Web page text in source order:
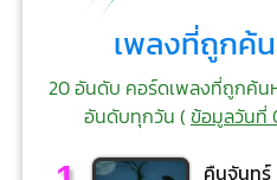
เพลงที่ถูกค้
20 อันดับ คอร์ดเพลงที่ถูกค้น
อันดับทุกวัน (ข้อมูลวันที่
คืนจันทร์